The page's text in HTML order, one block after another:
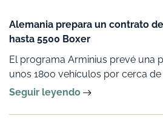
Alemania prepara un contrato
hasta 5500 Boxer
El programa Arminius prevé una
unos 1800 vehículos por cerca de
Seguir leyendo